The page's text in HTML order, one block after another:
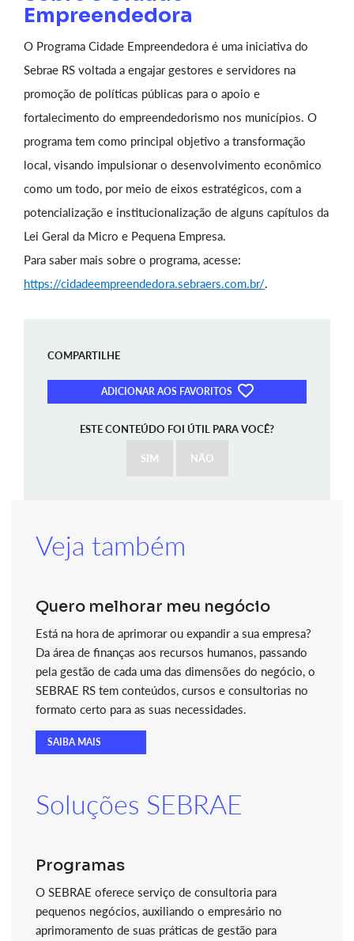
Empreendedora
O Programa Cidade Empreendedora é uma iniciativa do
Sebrae RS voltada a engajar gestores e servidores na
promoção de políticas públicas para o apoio e
fortalecimento do empreendedorismo nos municípios. O
programa tem como principal objetivo a transformação
local, visando impulsionar o desenvolvimento econômico
como um todo, por meio de eixos estratégicos, com a
potencialização e institucionalização de alguns capítulos da
Lei Geral da Micro e Pequena Empresa.
Para saber mais sobre o programa, acesse:
https://cidadeempreendedora.sebraers.com.br/.
COMPARTILHE
ADICIONAR AOS FAVORITOS
ESTE CONTEÚDO FOI ÚTIL PARA VOCÊ?
SIM NÃO
Veja também
Quero melhorar meu negócio
Está na hora de aprimorar ou expandir a sua empresa?
Da área de finanças aos recursos humanos, passando
pela gestão de cada uma das dimensões do negócio, o
SEBRAE RS tem conteúdos, cursos e consultorias no
formato certo para as suas necessidades.
SAIBA MAIS
Soluções SEBRAE
Programas
O SEBRAE oferece serviço de consultoria para
pequenos negócios, auxiliando o empresário no
aprimoramento de suas práticas de gestão para